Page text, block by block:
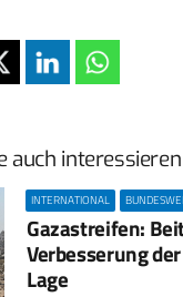
auch interessieren
INTERNATIONAL
Gazastreifen:
Verbesserung
Lage